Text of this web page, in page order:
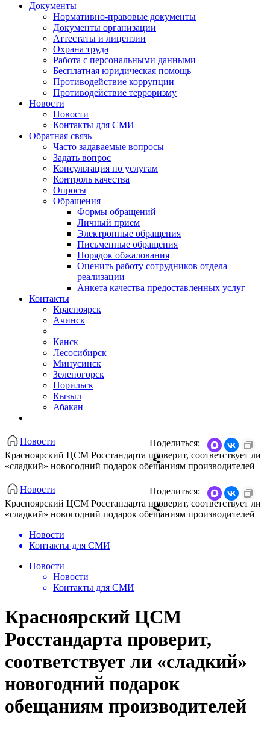
Документы
Нормативно-правовые документы
Документы организации
Аттестаты и лицензии
Охрана труда
Работа с персональными данными
Бесплатная юридическая помощь
Противодействие коррупции
Противодействие терроризму
Новости
Новости
Контакты для СМИ
Обратная связь
Часто задаваемые вопросы
Задать вопрос
Консультация по услугам
Контроль качества
Опросы
Обращения
Формы обращений
Личный прием
Электронные обращения
Письменные обращения
Порядок обжалования
Оценить работу сотрудников отдела
реализации
Анкета качества предоставленных услуг
Контакты
Красноярск
Ачинск
Канск
Лесосибирск
Минусинск
Зеленогорск
Норильск
Кызыл
Абакан
Новости
Красноярский ЦСМ Росстандарта проверит, соответствует ли
«сладкий» новогодний подарок обещаниям производителей
Поделиться:
Новости
Красноярский ЦСМ Росстандарта проверит, соответствует ли
«сладкий» новогодний подарок обещаниям производителей
Поделиться:
Новости
Контакты для СМИ
Новости
Новости
Контакты для СМИ
Красноярский ЦСМ
Росстандарта проверит,
соответствует ли «сладкий»
новогодний подарок
обещаниям производителей